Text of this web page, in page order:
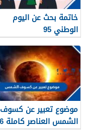
خاتمة بحث عن اليوم
الوطني 95
موضوع تعبير عن كسوف
الشمس العناصر كاملة 2026